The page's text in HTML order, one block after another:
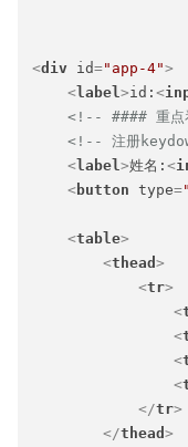
<div id="app-4">
<label >id: <
<!-- #### 重点
<!-- 注册
<label >姓名: <
<button type=
<table>
<thead >
<tr>
<
<
<
<
</tr>
</thead >